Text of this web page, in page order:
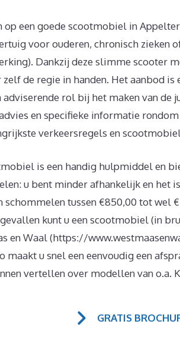
op een goede scootmobiel in
voor ouderen, chronisch zieken
Dankzij deze slimme scooter
zelf de regie in handen. Het aanbod
rol bij het maken van de
en specifieke informatie
verkeersregels en
is een handig hulpmiddel en
u bent minder afhankelijk en het
schommelen tussen €850,00 tot wel
kunt u een scootmobiel (in
en Waal (https://
maakt u snel een eenvoudig een
vertellen over modellen van o.a.
GRATIS